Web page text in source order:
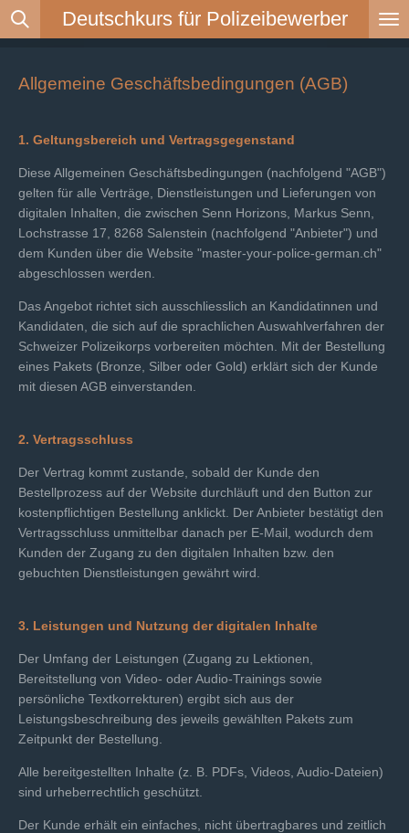
Zum
Hauptinhalt
Deutschkurs für Polizeibewerber
Allgemeine Geschäftsbedingungen (AGB)
1. Geltungsbereich und Vertragsgegenstand
Diese Allgemeinen Geschäftsbedingungen (nachfolgend "AGB")
gelten für alle Verträge, Dienstleistungen und Lieferungen von
digitalen Inhalten, die zwischen Senn Horizons, Markus Senn,
Lochstrasse 17, 8268 Salenstein (nachfolgend "Anbieter") und
dem Kunden über die Website "master-your-police-german.ch"
abgeschlossen werden.
Das Angebot richtet sich ausschliesslich an Kandidatinnen und
Kandidaten, die sich auf die sprachlichen Auswahlverfahren der
Schweizer Polizeikorps vorbereiten möchten. Mit der Bestellung
eines Pakets (Bronze, Silber oder Gold) erklärt sich der Kunde
mit diesen AGB einverstanden.
2. Vertragsschluss
Der Vertrag kommt zustande, sobald der Kunde den
Bestellprozess auf der Website durchläuft und den Button zur
kostenpflichtigen Bestellung anklickt. Der Anbieter bestätigt den
Vertragsschluss unmittelbar danach per E-Mail, wodurch dem
Kunden der Zugang zu den digitalen Inhalten bzw. den
gebuchten Dienstleistungen gewährt wird.
3. Leistungen und Nutzung der digitalen Inhalte
Der Umfang der Leistungen (Zugang zu Lektionen,
Bereitstellung von Video- oder Audio-Trainings sowie
persönliche Textkorrekturen) ergibt sich aus der
Leistungsbeschreibung des jeweils gewählten Pakets zum
Zeitpunkt der Bestellung.
Alle bereitgestellten Inhalte (z. B. PDFs, Videos, Audio-Dateien)
sind urheberrechtlich geschützt.
Der Kunde erhält ein einfaches, nicht übertragbares und zeitlich